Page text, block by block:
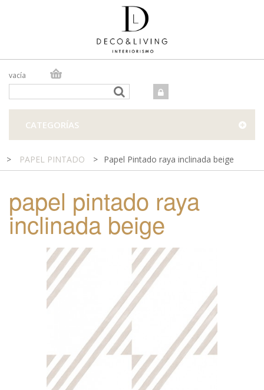
vacía
TIENDA FÍSICA
CATEGORÍAS
> PAPEL PINTADO > Papel Pintado raya inclinada beige
papel pintado raya
inclinada beige